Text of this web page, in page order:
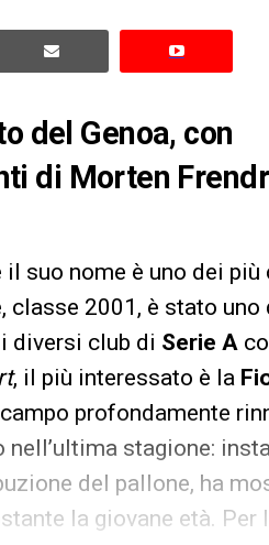
del Genoa, con
di Morten
il suo nome è uno dei
classe 2001, è stato
diversi club di Serie A
, il più interessato è la
profondamente
stagione:
del pallone, ha
la giovane età. Per